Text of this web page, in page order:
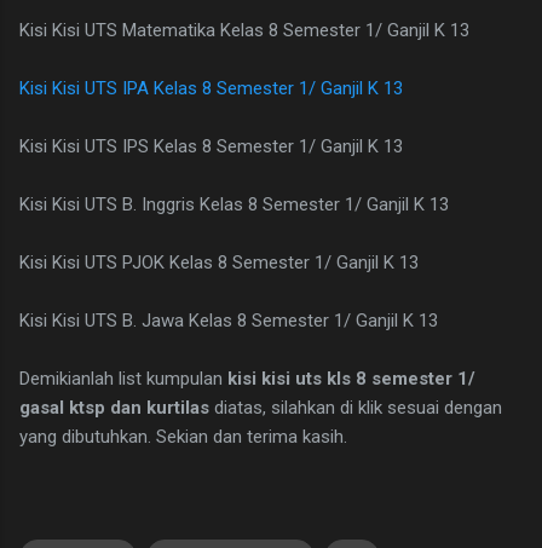
Kisi Kisi UTS Matematika Kelas 8 Semester 1/ Ganjil K 13
Kisi Kisi UTS IPA Kelas 8 Semester 1/ Ganjil K 13
Kisi Kisi UTS IPS Kelas 8 Semester 1/ Ganjil K 13
Kisi Kisi UTS B. Inggris Kelas 8 Semester 1/ Ganjil K 13
Kisi Kisi UTS PJOK Kelas 8 Semester 1/ Ganjil K 13
Kisi Kisi UTS B. Jawa Kelas 8 Semester 1/ Ganjil K 13
Demikianlah list kumpulan kisi kisi uts kls 8 semester 1/
gasal ktsp dan kurtilas diatas, silahkan di klik sesuai dengan
yang dibutuhkan. Sekian dan terima kasih.